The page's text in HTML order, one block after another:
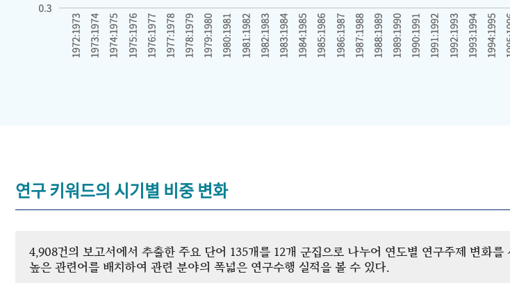
연구 키워드의 시기별 비중 변화
4,908건의 보고서에서 추출한 주요 단어 135개를 12개 군집으로 나누어 연도별 연구주제 변화
높은 관련어를 배치하여 관련 분야의 폭넓은 연구수행 실적을 볼 수 있다.